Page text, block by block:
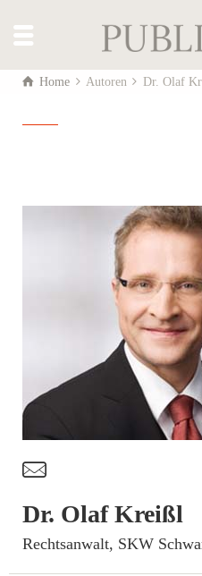
Home Autoren Dr. Olaf
t
Dr. Olaf Kreißl
­Rechtsanwalt, SKW